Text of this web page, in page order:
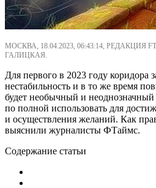
МОСКВА, 18.04.2023, 06:43:14, РЕДАКЦИЯ
ГАЛИЦКАЯ.
Для первого в 2023 году коридора
нестабильность и в то же время
будет необычный и неоднозначный
по полной использовать для
и осуществления желаний. Как
выяснили журналисты ФТаймс.
Содержание статьи